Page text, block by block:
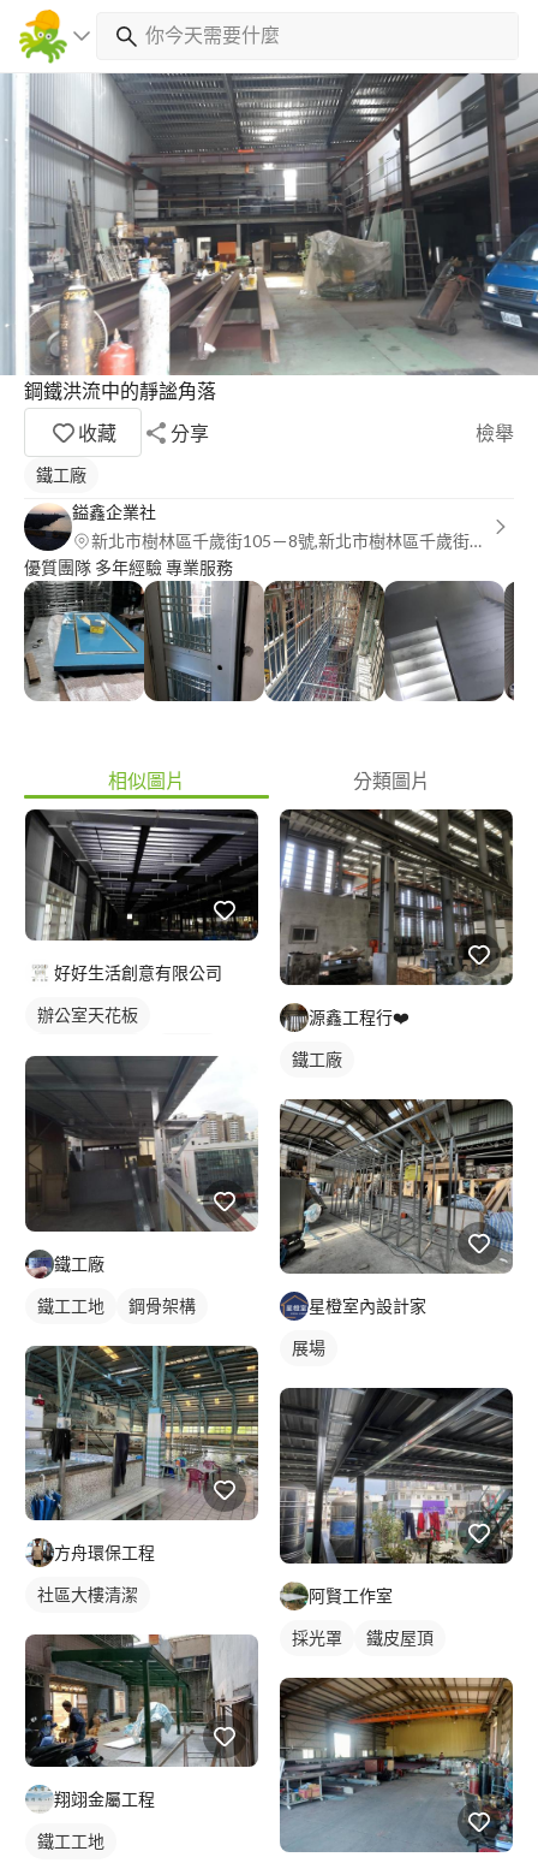
鋼鐵洪流中的靜謐角落
收藏
分享 檢舉
鐵工廠
鎰鑫企業社
新北市樹林區千歲街105－8號,新北市樹林區千歲街105－8號
優質團隊 多年經驗 專業服務
相似圖片 分類圖片
好好生活創意有限公司
辦公室天花板
鐵工廠
鐵工工地 鋼骨架構
方舟環保工程
社區大樓清潔
翔翊金屬工程
鐵工工地
源鑫工程行❤️
鐵工廠
星橙室內設計家
展場
阿賢工作室
採光罩 鐵皮屋頂